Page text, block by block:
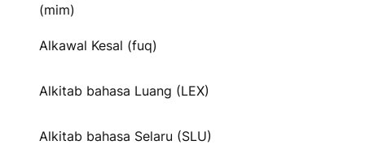
(mim)
Alkawal Kesal (fuq)
Alkitab bahasa Luang (LEX)
Alkitab bahasa Selaru (SLU)